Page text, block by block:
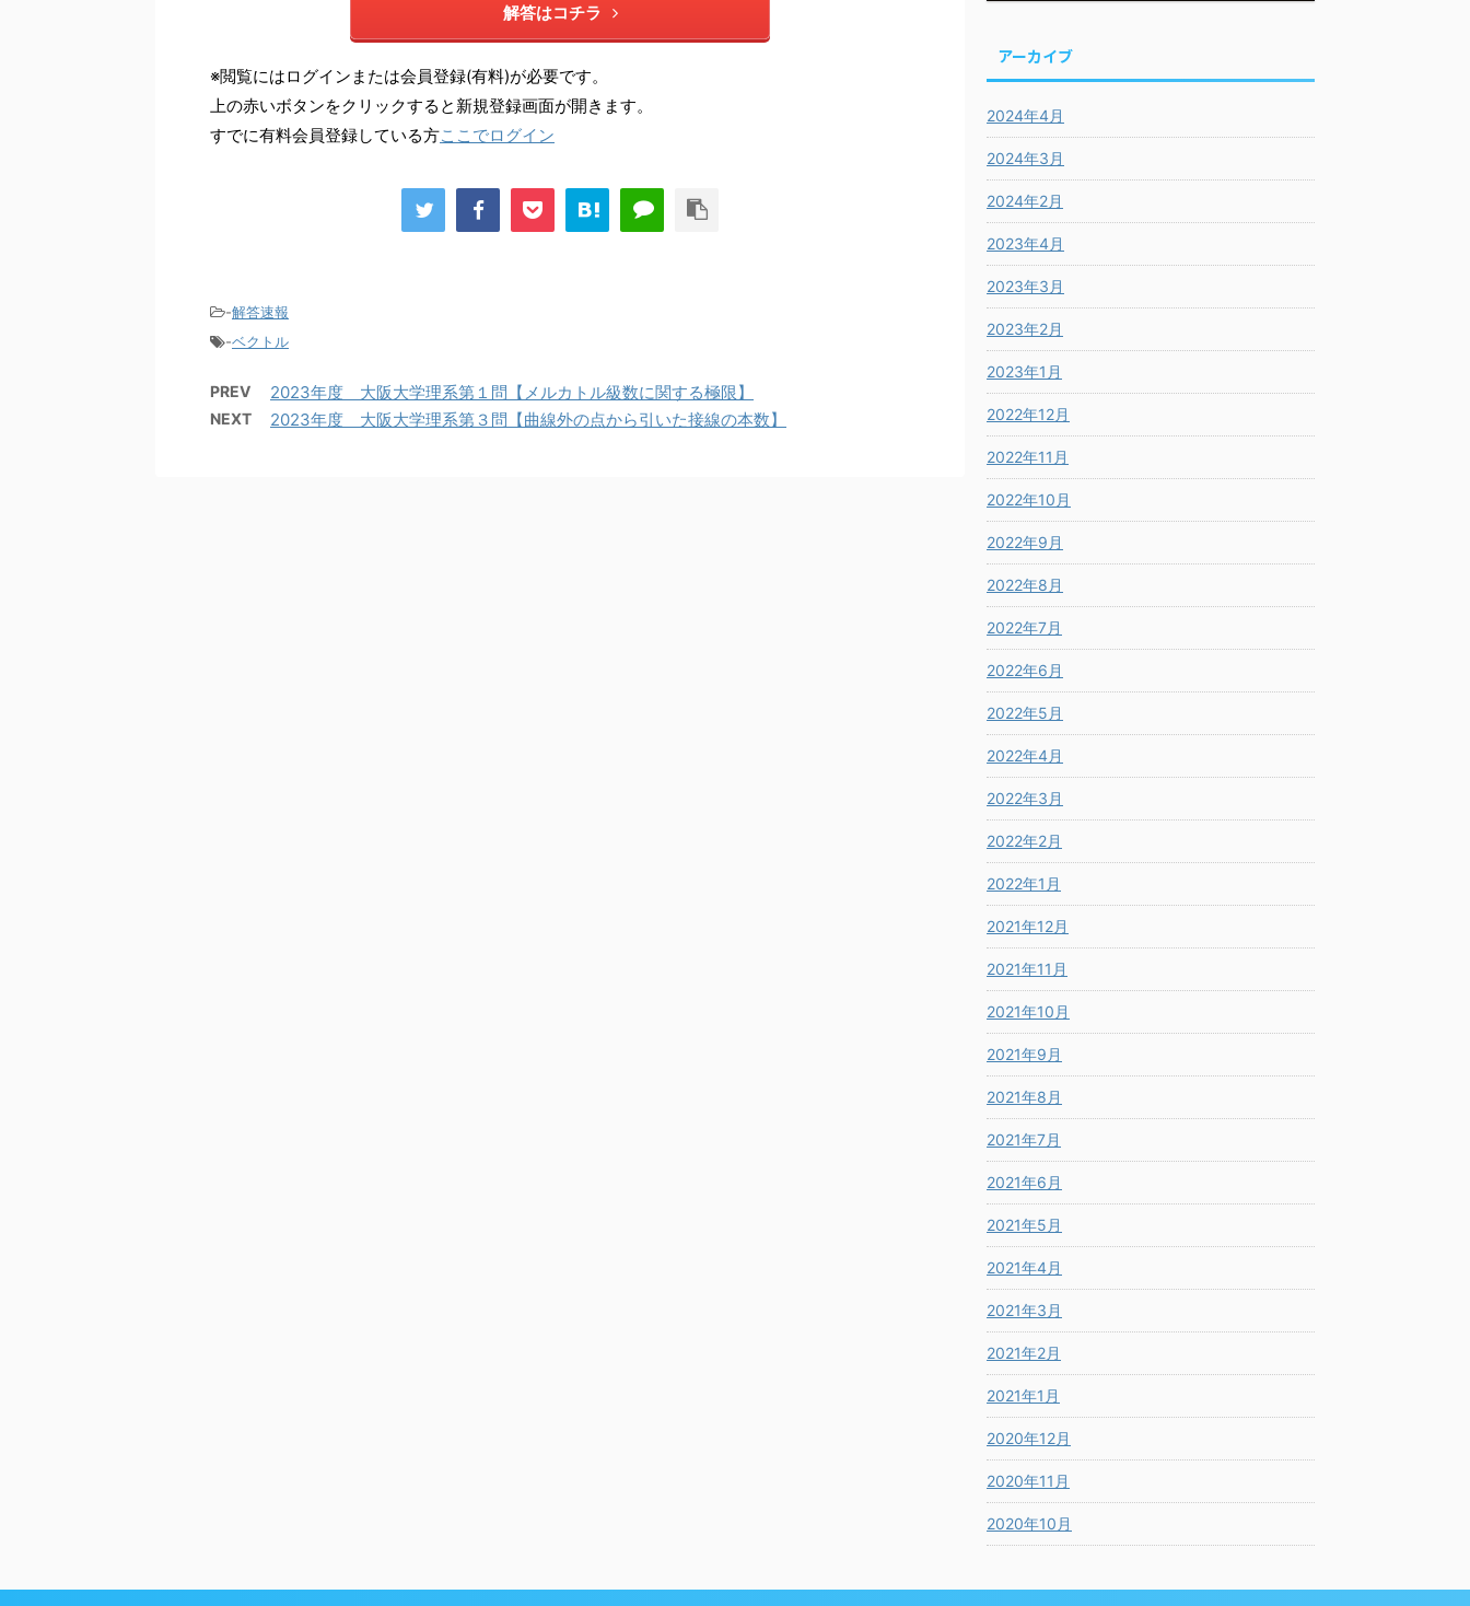
解答はコチラ
※閲覧にはログインまたは会員登録(有料)が必要です。
上の赤いボタンをクリックすると新規登録画面が開きます。
すでに有料会員登録している方ここでログイン
-解答速報
-ベクトル
PREV 2023年度 大阪大学理系第１問【メルカトル級数に関する極限】
NEXT 2023年度 大阪大学理系第３問【曲線外の点から引いた接線の本数】
アーカイブ
2024年4月
2024年3月
2024年2月
2023年4月
2023年3月
2023年2月
2023年1月
2022年12月
2022年11月
2022年10月
2022年9月
2022年8月
2022年7月
2022年6月
2022年5月
2022年4月
2022年3月
2022年2月
2022年1月
2021年12月
2021年11月
2021年10月
2021年9月
2021年8月
2021年7月
2021年6月
2021年5月
2021年4月
2021年3月
2021年2月
2021年1月
2020年12月
2020年11月
2020年10月